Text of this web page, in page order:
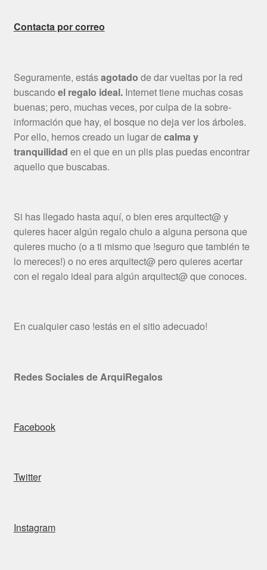
Contacta por correo
Seguramente, estásagotado de dar vueltas por la red
buscando el regalo ideal.Internet tiene muchas cosas
buenas; pero, muchas veces, por culpa de la sobre-
información que hay, el bosque no deja ver los árboles.
Por ello, hemos creado un lugar decalma y
tranquilidad en el que en un plis plas puedas encontrar
aquello que buscabas.
Si has llegado hasta aquí, o bien eres arquitect@ y
quieres hacer algún regalo chulo a alguna persona que
quieres mucho (o a ti mismo que !seguro que también te
lo mereces!) o no eres arquitect@ pero quieres acertar
con el regalo ideal para algún arquitect@ que conoces.
En cualquier caso !estás en el sitio adecuado!
Redes Sociales de ArquiRegalos
Facebook
Twitter
Instagram